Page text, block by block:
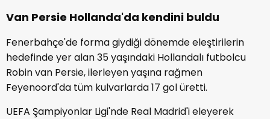
Van Persie Hollanda'da kendini buldu
Fenerbahçe'de forma giydiği dönemde eleştirilerin
hedefinde yer alan 35 yaşındaki Hollandalı futbolcu
Robin van Persie, ilerleyen yaşına rağmen
Feyenoord'da tüm kulvarlarda 17 gol üretti.
UEFA Şampiyonlar Ligi'nde Real Madrid'i eleyerek